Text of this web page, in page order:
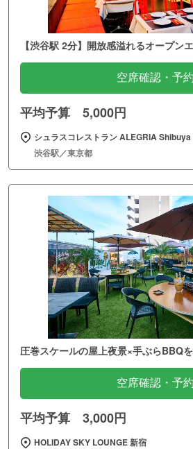
【渋谷駅 2分】開放感溢れるオープン
空席確認・予約
平均予算 5,000円
シュラスコレストラン ALEGRIA
渋谷駅／東京都
圧巻スケールの屋上夜景×手ぶらBBQ
空席確認・予約
平均予算 3,000円
HOLIDAY SKY LOUNGE 新宿